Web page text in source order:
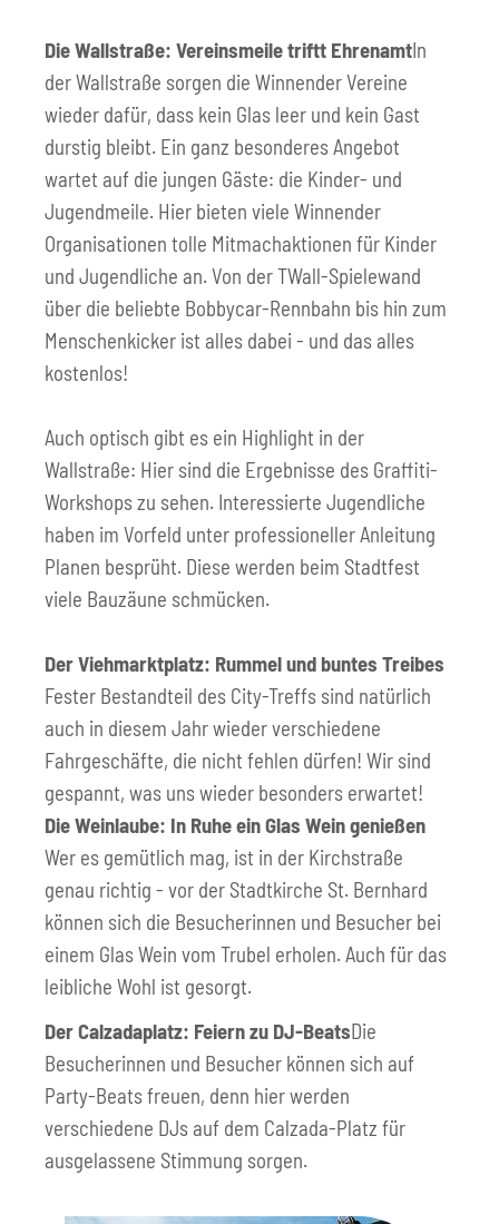
Die Wallstraße: Vereinsmeile triftt EhrenamtIn
der Wallstraße sorgen die Winnender Vereine
wieder dafür, dass kein Glas leer und kein Gast
durstig bleibt. Ein ganz besonderes Angebot
wartet auf die jungen Gäste: die Kinder- und
Jugendmeile. Hier bieten viele Winnender
Organisationen tolle Mitmachaktionen für Kinder
und Jugendliche an. Von der TWall-Spielewand
über die beliebte Bobbycar-Rennbahn bis hin zum
Menschenkicker ist alles dabei - und das alles
kostenlos!
Auch optisch gibt es ein Highlight in der
Wallstraße: Hier sind die Ergebnisse des Graffiti-
Workshops zu sehen. Interessierte Jugendliche
haben im Vorfeld unter professioneller Anleitung
Planen besprüht. Diese werden beim Stadtfest
viele Bauzäune schmücken.
Der Viehmarktplatz: Rummel und buntes Treibes
Fester Bestandteil des City-Treffs sind natürlich
auch in diesem Jahr wieder verschiedene
Fahrgeschäfte, die nicht fehlen dürfen! Wir sind
gespannt, was uns wieder besonders erwartet!
Die Weinlaube: In Ruhe ein Glas Wein genießen
Wer es gemütlich mag, ist in der Kirchstraße
genau richtig - vor der Stadtkirche St. Bernhard
können sich die Besucherinnen und Besucher bei
einem Glas Wein vom Trubel erholen. Auch für das
leibliche Wohl ist gesorgt.
Der Calzadaplatz: Feiern zu DJ-BeatsDie
Besucherinnen und Besucher können sich auf
Party-Beats freuen, denn hier werden
verschiedene DJs auf dem Calzada-Platz für
ausgelassene Stimmung sorgen.